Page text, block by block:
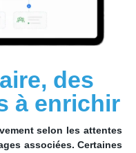
des
à enrichir
selon les attentes
associées. Certaines